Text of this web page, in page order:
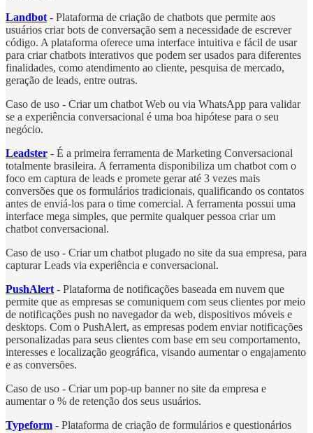
Landbot - Plataforma de criação de chatbots que permite aos
usuários criar bots de conversação sem a necessidade de escrever
código. A plataforma oferece uma interface intuitiva e fácil de usar
para criar chatbots interativos que podem ser usados para diferentes
finalidades, como atendimento ao cliente, pesquisa de mercado,
geração de leads, entre outras.
Caso de uso - Criar um chatbot Web ou via WhatsApp para validar
se a experiência conversacional é uma boa hipótese para o seu
negócio.
Leadster - É a primeira ferramenta de Marketing Conversacional
totalmente brasileira. A ferramenta disponibiliza um chatbot com o
foco em captura de leads e promete gerar até 3 vezes mais
conversões que os formulários tradicionais, qualificando os contatos
antes de enviá-los para o time comercial. A ferramenta possui uma
interface mega simples, que permite qualquer pessoa criar um
chatbot conversacional.
Caso de uso - Criar um chatbot plugado no site da sua empresa, para
capturar Leads via experiência e conversacional.
PushAlert - Plataforma de notificações baseada em nuvem que
permite que as empresas se comuniquem com seus clientes por meio
de notificações push no navegador da web, dispositivos móveis e
desktops. Com o PushAlert, as empresas podem enviar notificações
personalizadas para seus clientes com base em seu comportamento,
interesses e localização geográfica, visando aumentar o engajamento
e as conversões.
Caso de uso - Criar um pop-up banner no site da empresa e
aumentar o % de retenção dos seus usuários.
Typeform - Plataforma de criação de formulários e questionários